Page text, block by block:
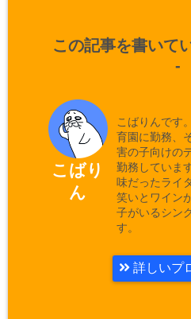
この記事を書いて
-
こばり
ん
こばりんです
育園に勤務、
害の子向けの
勤務していま
味だったライ
笑いとワイン
子がいるシン
す。
詳しいプ